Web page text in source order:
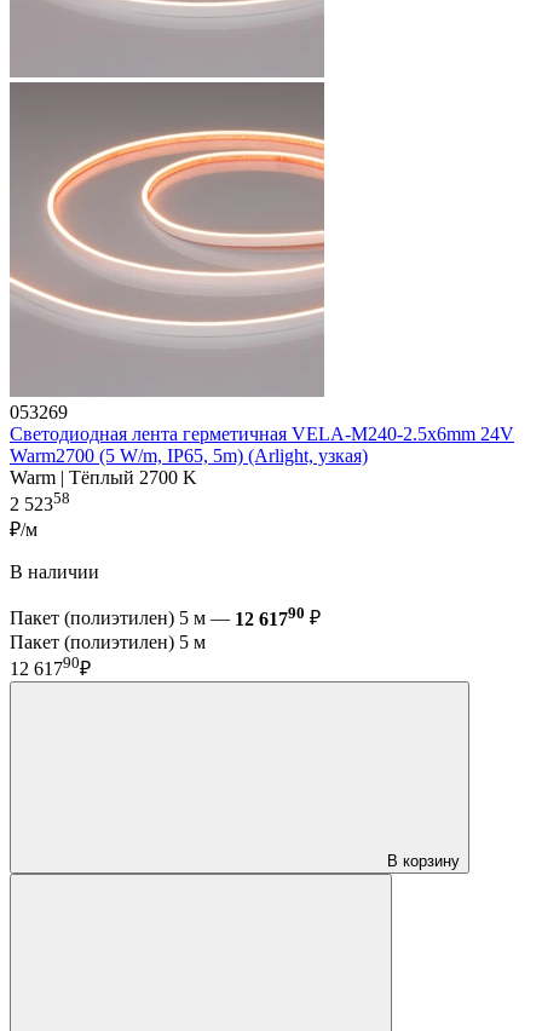
053269
Светодиодная лента герметичная VELA-M240-2.5x6mm 24V
Warm2700 (5 W/m, IP65, 5m) (Arlight, узкая)
Warm | Тёплый 2700 K
2 52358
₽/м
В наличии
Пакет (полиэтилен) 5 м — 12 61790 ₽
Пакет (полиэтилен) 5 м
12 61790₽
В корзину